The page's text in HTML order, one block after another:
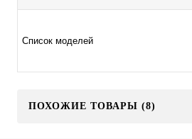
Список моделей
ПОХОЖИЕ ТОВАРЫ (8)